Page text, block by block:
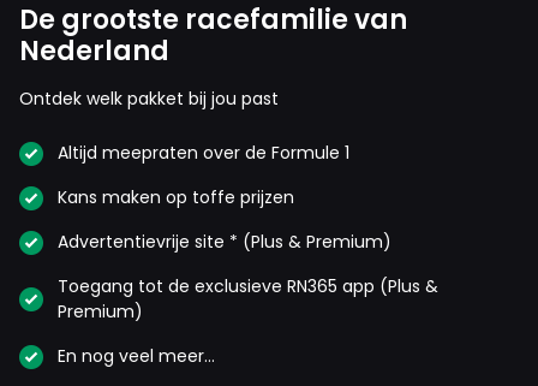
De grootste racefamilie van
Nederland
Ontdek welk pakket bij jou past
Altijd meepraten over de Formule 1
Kans maken op toffe prijzen
Advertentievrije site * (Plus & Premium)
Toegang tot de exclusieve RN365 app (Plus &
Premium)
En nog veel meer…